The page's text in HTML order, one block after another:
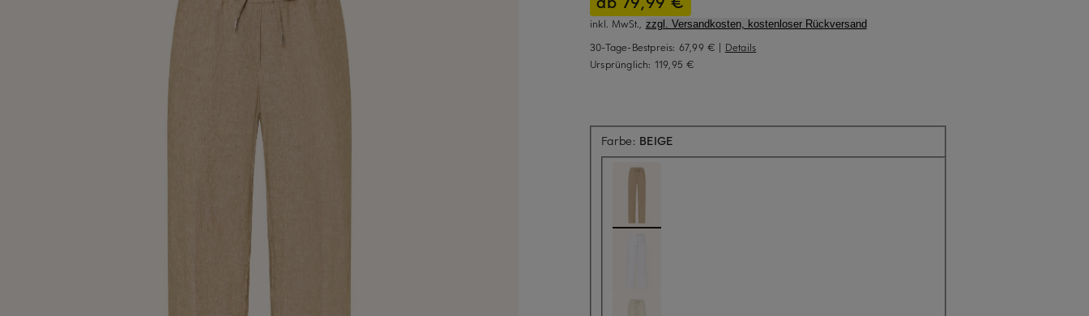
inkl. MwSt., zzgl. Versandkosten, kostenloser Rückversand
30-Tage-Bestpreis: 67,99 € | Details
Ursprünglich: 119,95 €
Farbe: BEIGE